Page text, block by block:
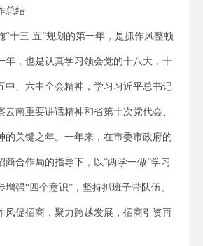
总结
“十三.五”规划的第一年，是抓作风整顿
年，也是认真学习领会党的十八大，十
中、六中全会精神，学习习近平总书记
云南重要讲话精神和省第十次党代会、
的关键之年。一年来，在市委市政府的
商合作局的指导下，以“两学一做”学习
强“四个意识”，坚持抓班子带队伍、
风促招商，聚力跨越发展，招商引资再